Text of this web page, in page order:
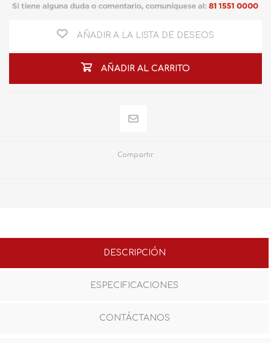
AÑADIR A LA LISTA DE DESEOS
AÑADIR AL CARRITO
Compartir
DESCRIPCIÓN
ESPECIFICACIONES
CONTÁCTANOS